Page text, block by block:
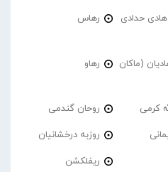
حدادی رهاس
(ماکان
رهاو
کرمی روحان گندمی
روزبه درخشانیان
ریفلکشن